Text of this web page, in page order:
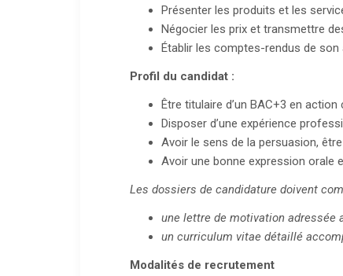
Présenter les produits et les
Négocier les prix et transmettre
Établir les comptes-rendus de
Profil du candidat :
Être titulaire d’un BAC+3 en
Disposer d’une expérience
Avoir le sens de la persuasion,
Avoir une bonne expression orale
Les dossiers de candidature doivent
une lettre de motivation adressée
un curriculum vitae détaillé
Modalités de recrutement